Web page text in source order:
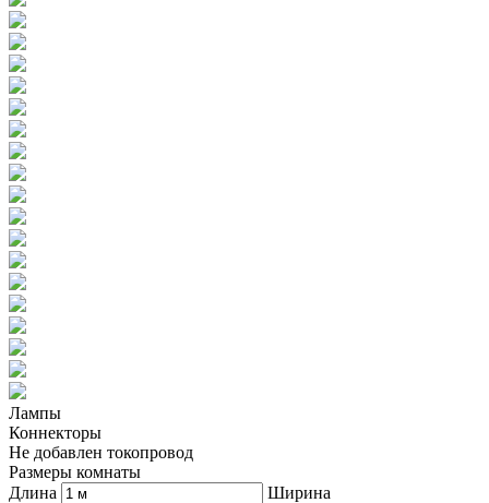
Лампы
Коннекторы
Не добавлен токопровод
Размеры комнаты
Длина
Ширина